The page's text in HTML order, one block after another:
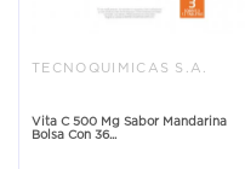
TECNOQUIMICAS S.A.
Vita C 500 Mg Sabor Mandarina
Bolsa Con 36...